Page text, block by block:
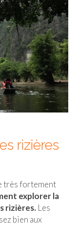
rizières
très fortement
explorer la
rizières. Les
bien aux